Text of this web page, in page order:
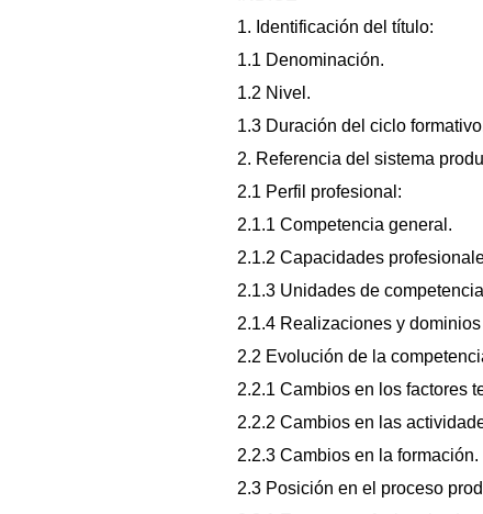
1. Identificación del título:
1.1 Denominación.
1.2 Nivel.
1.3 Duración del ciclo
2. Referencia del sistema
2.1 Perfil profesional:
2.1.1 Competencia general.
2.1.2 Capacidades
2.1.3 Unidades de
2.1.4 Realizaciones y
2.2 Evolución de la
2.2.1 Cambios en los factores
2.2.2 Cambios en las
2.2.3 Cambios en la formación.
2.3 Posición en el proceso